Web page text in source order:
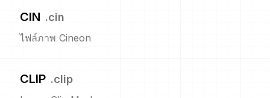
CIN .cin
ไฟล์ภาพ Cineon
CLIP .clip